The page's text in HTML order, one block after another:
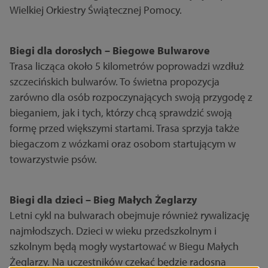
Wielkiej Orkiestry Świątecznej Pomocy.
Biegi dla dorosłych – Biegowe Bulwarove
Trasa licząca około 5 kilometrów poprowadzi wzdłuż
szczecińskich bulwarów. To świetna propozycja
zarówno dla osób rozpoczynających swoją przygodę z
bieganiem, jak i tych, którzy chcą sprawdzić swoją
formę przed większymi startami. Trasa sprzyja także
biegaczom z wózkami oraz osobom startującym w
towarzystwie psów.
Biegi dla dzieci – Bieg Małych Żeglarzy
Letni cykl na bulwarach obejmuje również rywalizację
najmłodszych. Dzieci w wieku przedszkolnym i
szkolnym będą mogły wystartować w Biegu Małych
Żeglarzy. Na uczestników czekać będzie radosna